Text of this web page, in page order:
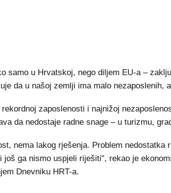
samo u Hrvatskoj, nego diljem EU-a –
da u našoj zemlji ima malo nezaposlenih,
rekordnoj zaposlenosti i najnižoj
da nedostaje radne snage – u turizmu,
nema lakog rješenja. Problem
još ga nismo uspjeli riješiti", rekao je
Dnevniku HRT-a.